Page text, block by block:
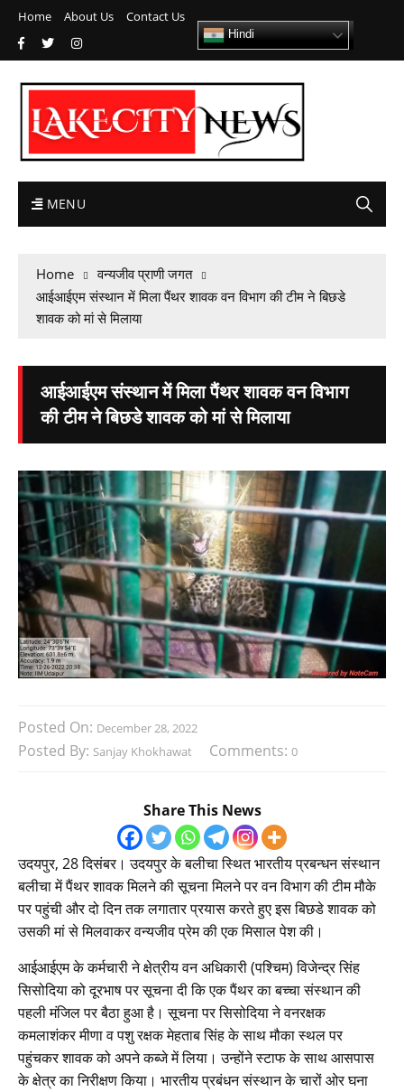
Home About Us Contact Us
Hindi
MENU
Home
वन्यजीव प्राणी जगत
आईआईएम संस्थान में मिला पैंथर शावक वन विभाग की टीम ने बिछडे
शावक को मां से मिलाया
आईआईएम संस्थान में मिला पैंथर शावक वन विभाग
की टीम ने बिछडे शावक को मां से मिलाया
Posted On: December 28, 2022
Posted By: Sanjay Khokhawat Comments: 0
Share This News
उदयपुर, 28 दिसंबर। उदयपुर के बलीचा स्थित भारतीय प्रबन्धन संस्थान
बलीचा में पैंथर शावक मिलने की सूचना मिलने पर वन विभाग की टीम मौके
पर पहुंची और दो दिन तक लगातार प्रयास करते हुए इस बिछडे शावक को
उसकी मां से मिलवाकर वन्यजीव प्रेम की एक मिसाल पेश की।
आईआईएम के कर्मचारी ने क्षेत्रीय वन अधिकारी (पश्चिम) विजेन्द्र सिंह
सिसोदिया को दूरभाष पर सूचना दी कि एक पैंथर का बच्चा संस्थान की
पहली मंजिल पर बैठा हुआ है। सूचना पर सिसोदिया ने वनरक्षक
कमलाशंकर मीणा व पशु रक्षक मेहताब सिंह के साथ मौका स्थल पर
पहुंचकर शावक को अपने कब्जे में लिया। उन्होंने स्टाफ के साथ आसपास
के क्षेत्र का निरीक्षण किया। भारतीय प्रबंधन संस्थान के चारों ओर घना